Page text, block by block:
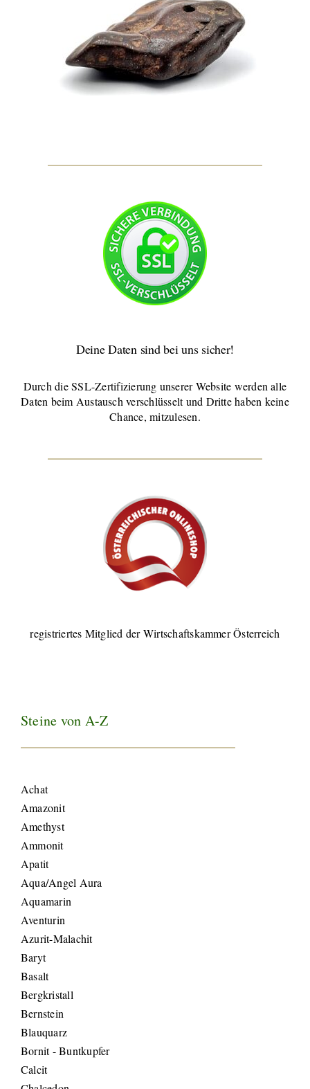
Deine Daten sind bei uns sicher!
Durch die SSL-Zertifizierung unserer Website werden alle
Daten beim Austausch verschlüsselt und Dritte haben keine
Chance, mitzulesen.
registriertes Mitglied der Wirtschaftskammer Österreich
Steine von A-Z
Achat
Amazonit
Amethyst
Ammonit
Apatit
Aqua/Angel Aura
Aquamarin
Aventurin
Azurit-Malachit
Baryt
Basalt
Bergkristall
Bernstein
Blauquarz
Bornit - Buntkupfer
Calcit